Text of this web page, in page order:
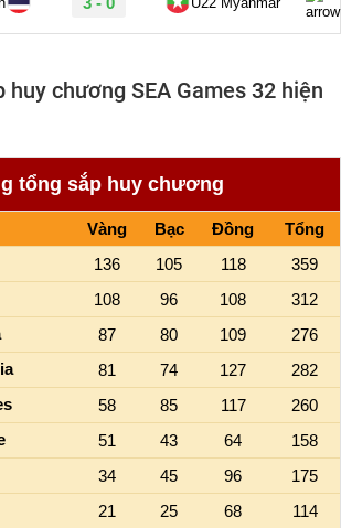
huy chương SEA Games 32 hiện